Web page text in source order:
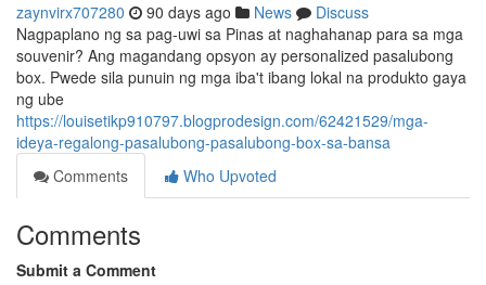
zaynvirx707280 90 days ago News
Discuss
Nagpaplano ng sa pag-uwi sa Pinas at naghahanap para sa mga
souvenir? Ang magandang opsyon ay personalized pasalubong
box. Pwede sila punuin ng mga iba't ibang lokal na produkto gaya
ng ube
https://louisetikp910797.blogprodesign.com/62421529/mga-
ideya-regalong-pasalubong-pasalubong-box-sa-bansa
Comments
Who Upvoted
Comments
Submit a Comment